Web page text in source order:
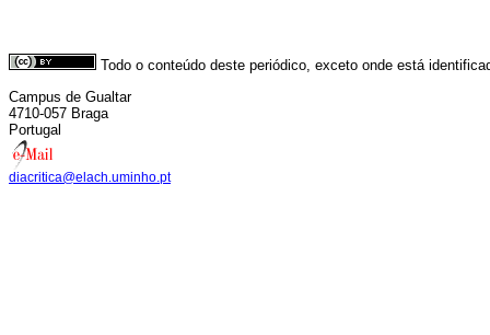
Todo o conteúdo deste periódico, exceto onde está
Campus de Gualtar
4710-057 Braga
Portugal
diacritica@elach.uminho.pt